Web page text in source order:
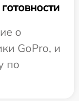
о
GoPro, и
по